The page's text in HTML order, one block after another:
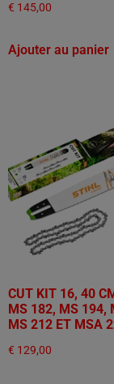
€ 145,00
Ajouter au panier
CUT KIT 16, 40
MS 182, MS 194,
MS 212 ET MSA
€ 129,00